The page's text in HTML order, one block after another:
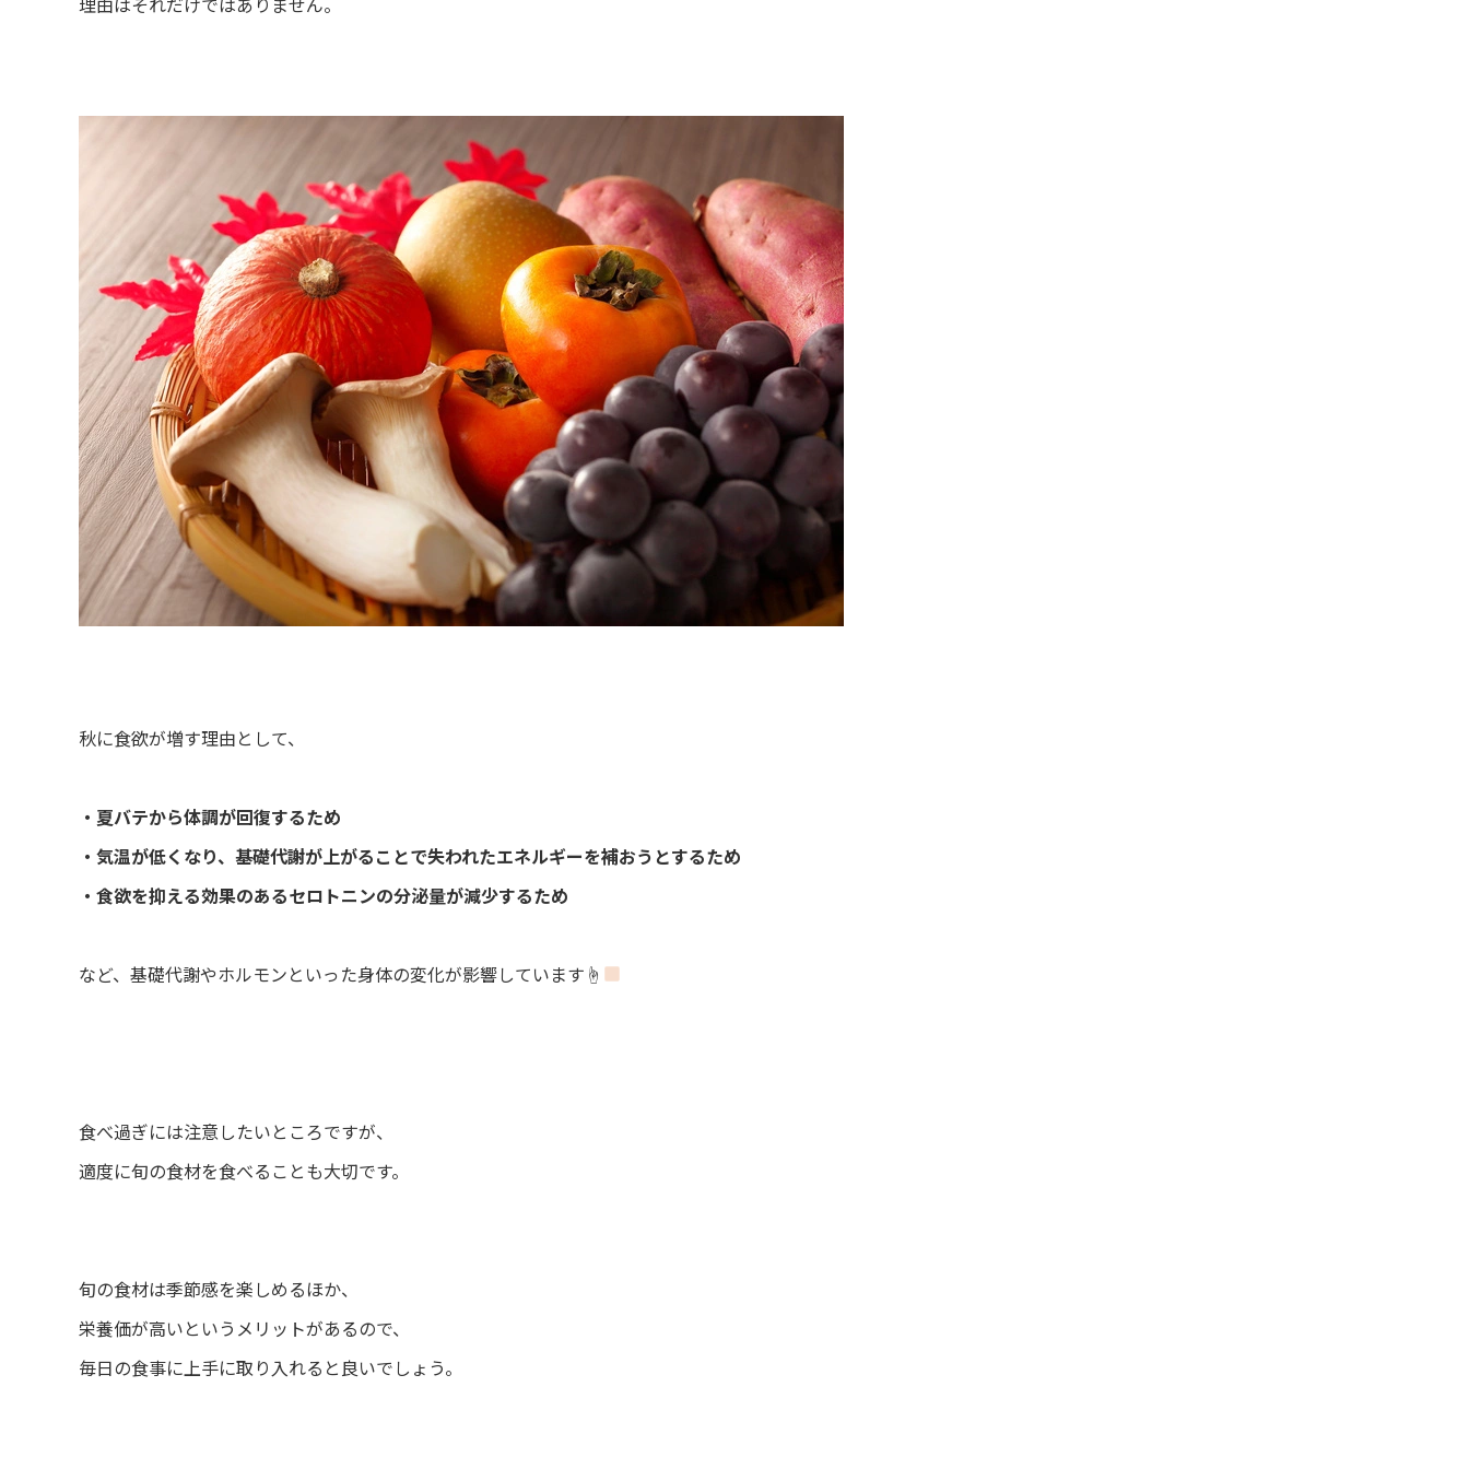
秋に食欲が増す理由として、
・夏バテから体調が回復するため
・気温が低くなり、基礎代謝が上がることで失われたエネルギーを補おうとするため
・食欲を抑える効果のあるセロトニンの分泌量が減少するため
など、基礎代謝やホルモンといった身体の変化が影響しています☝
食べ過ぎには注意したいところですが、
適度に旬の食材を食べることも大切です。
旬の食材は季節感を楽しめるほか、
栄養価が高いというメリットがあるので、
毎日の食事に上手に取り入れると良いでしょう。